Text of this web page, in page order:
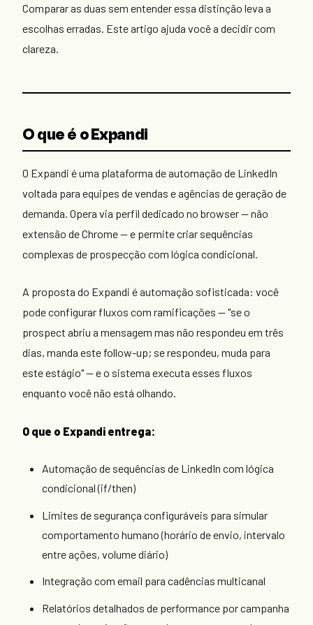
Comparar as duas sem entender essa distinção leva a
escolhas erradas. Este artigo ajuda você a decidir com
clareza.
O que é o Expandi
O Expandi é uma plataforma de automação de LinkedIn
voltada para equipes de vendas e agências de geração de
demanda. Opera via perfil dedicado no browser — não
extensão de Chrome — e permite criar sequências
complexas de prospecção com lógica condicional.
A proposta do Expandi é automação sofisticada: você
pode configurar fluxos com ramificações — "se o
prospect abriu a mensagem mas não respondeu em três
dias, manda este follow-up; se respondeu, muda para
este estágio" — e o sistema executa esses fluxos
enquanto você não está olhando.
O que o Expandi entrega:
Automação de sequências de LinkedIn com lógica
condicional (if/then)
Limites de segurança configuráveis para simular
comportamento humano (horário de envio, intervalo
entre ações, volume diário)
Integração com email para cadências multicanal
Relatórios detalhados de performance por campanha